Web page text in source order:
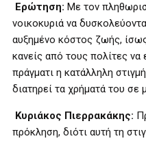
Ερώτηση: Με τον
νοικοκυριά να
αυξημένο κόστος ζωής,
κανείς από τους πολίτες να
πράγματι η κατάλληλη
διατηρεί τα χρήματά του σε
Κυριάκος Πιερρακάκης:
πρόκληση, διότι αυτή τη